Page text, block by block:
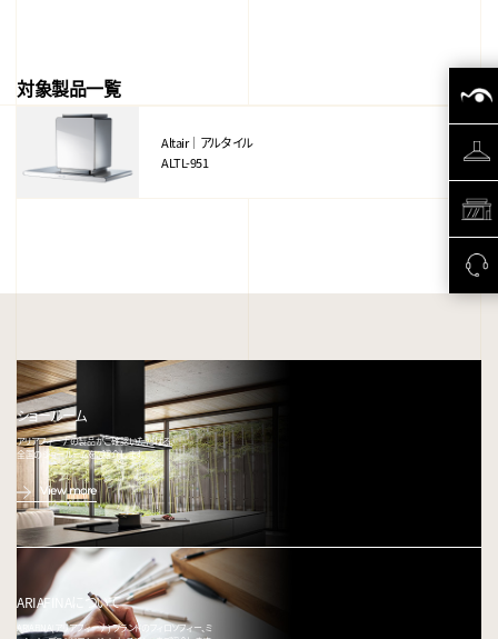
対象製品一覧
Altair｜アルタイル
ALTL-951
ショールーム
アリアフィーナの製品がご確認いただける、
全国のショールームをご紹介します。
View more
ARIAFINAについて
ARIAFINA(アリアフィーナ) ブランドのフィロソフィー、ミ